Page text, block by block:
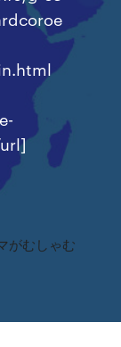
url]
がむしゃむ